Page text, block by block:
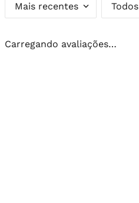
Mais recentes Todos
Carregando avaliações…